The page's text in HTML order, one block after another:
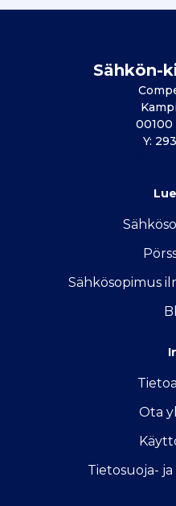
Sähkön-
Y:
Sähkösopimus
Ota
Tietosuoja-